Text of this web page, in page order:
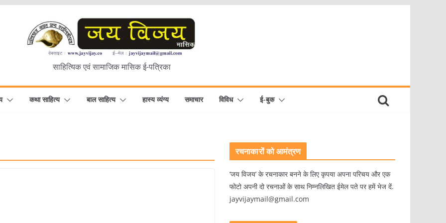
साहित्यिक एवं सामाजिक मासिक ई-पत्रिका
कथा साहित्य बाल साहित्य हास्य व्यंग्य समाचार विविध ई-बुक
रचनाकारों को आमंत्रण
‘जय विजय’ के रचनाकार बनने के लिए कृपया अपना परिचय और एक
फोटो अपनी दो रचनाओं के साथ निम्नलिखित ईमेल पते पर हमें भेज दें.
jayvijaymail@gmail.com